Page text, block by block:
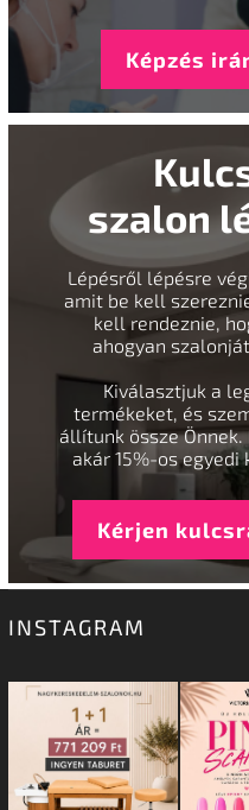
Képzés
szalon
Lépésről lépésre
amit be kell
kell rendeznie,
ahogyan
Kiválasztjuk a
termékeket, és
állítunk össze
akár 15%-os egyedi
Kérjen
INSTAGRAM